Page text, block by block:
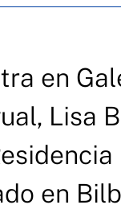
en
Lisa
en